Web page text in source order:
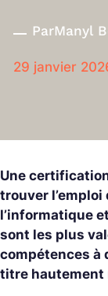
ParManyl
29 janvier
Une
trouver
l’informatique
sont les plus
compétences à
titre hautement